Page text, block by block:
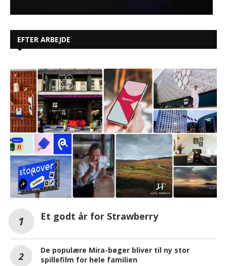
EFTER ARBEJDE
Et godt år for Strawberry
De populære Mira-bøger bliver til ny stor
spillefilm for hele familien